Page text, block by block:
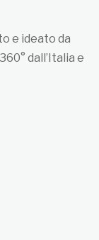
e ideato da
dall’Italia e